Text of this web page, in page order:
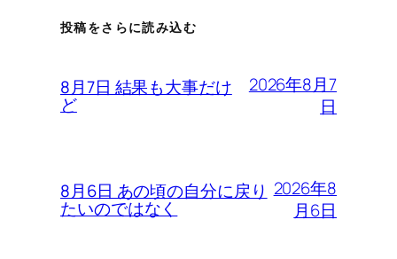
投稿をさらに読み込む
8月7日 結果も大事だけ
ど
2026年8月7
日
8月6日 あの頃の自分に戻り
たいのではなく
2026年8
月6日